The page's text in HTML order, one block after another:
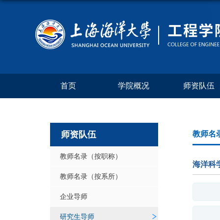
首页 学院概况 师资队伍
师资队伍
教师名录（按职称）
教师名录（按系所）
企业导师
研究生导师
教师名
海洋科